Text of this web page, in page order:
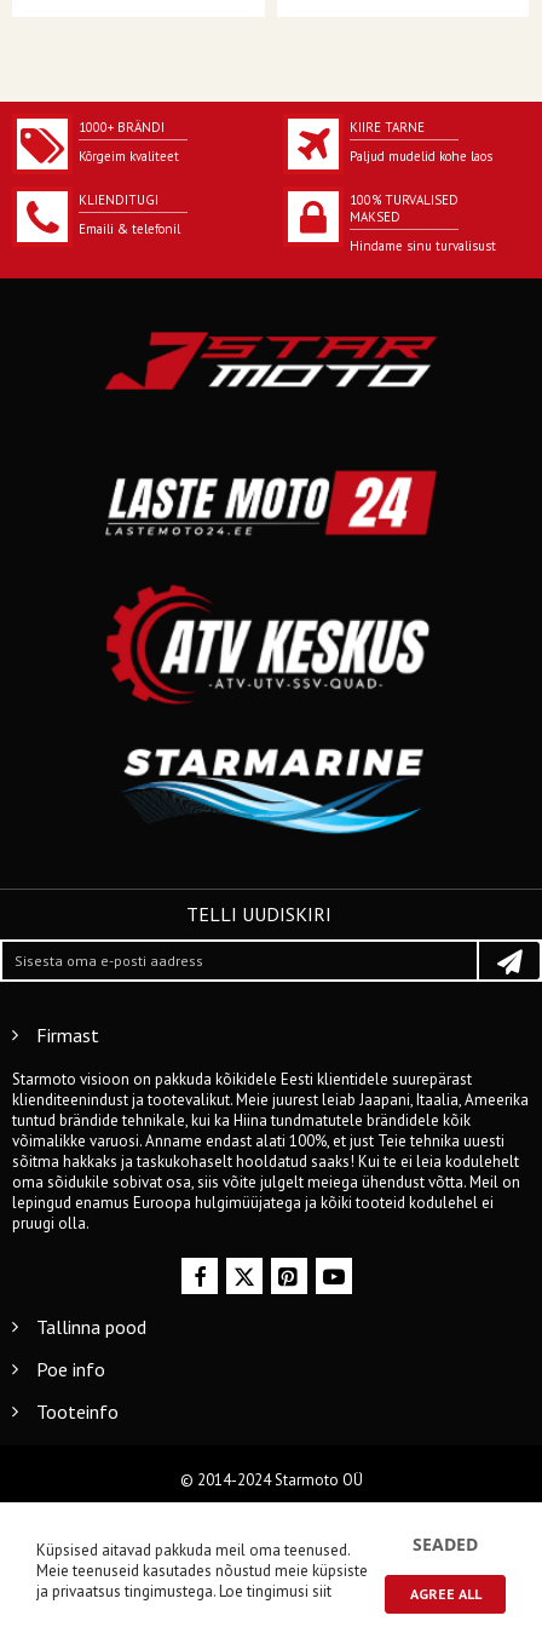
TOOTJA SOOVITATUD
MINIMAALNE VELJELAISUS
6"
MAKSIMAALNE VÄÄRI SURVE
PSI
SUUNAV PROTEKTORI
MUSTER
1000+ BRÄNDI
Kõrgeim kvaliteet
KIIRE TARNE
Paljud mudelid kohe laos
KLIENDITUGI
Emaili & telefonil
100% TURVALISED
MAKSED
Hindame sinu turvalisust
TELLI UUDISKIRI
Firmast
Starmoto visioon on pakkuda kõikidele Eesti klientidele suurepärast
klienditeenindust ja tootevalikut. Meie juurest leiab Jaapani, Itaalia, Ameerika
tuntud brändide tehnikale, kui ka Hiina tundmatutele brändidele kõik
võimalikke varuosi. Anname endast alati 100%, et just Teie tehnika uuesti
sõitma hakkaks ja taskukohaselt hooldatud saaks! Kui te ei leia kodulehelt
oma sõidukile sobivat osa, siis võite julgelt meiega ühendust võtta. Meil on
lepingud enamus Euroopa hulgimüüjatega ja kõiki tooteid kodulehel ei
pruugi olla.
Tallinna pood
Poe info
Tooteinfo
© 2014-2024 Starmoto OÜ
Küpsised aitavad pakkuda meil oma teenused.
Meie teenuseid kasutades nõustud meie küpsiste
ja privaatsus tingimustega.Loe tingimusi siit
SEADED
AGREE ALL
0